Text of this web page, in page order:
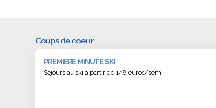
Le domaine skiable du Praz de Lys - Sommand
Pourquoi un séjour ski au Praz de Lys
Labellisée Famille Plus, la station du Praz de
ludiques et les écoles de ski locales
savourent une descente panoramique ou un
Coups de coeur
PREMIERE MINUTE SKI
Séjours au ski à partir de 148 euros/sem